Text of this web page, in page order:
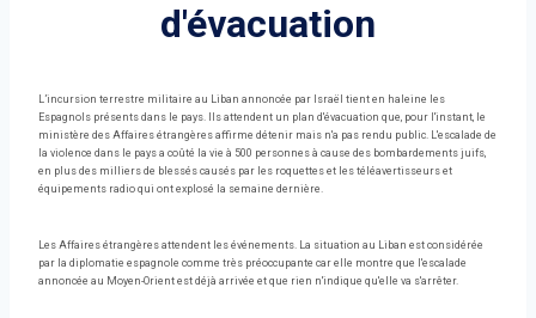
d'évacuation
L’incursion terrestre militaire au Liban annoncée par Israël tient en haleine les
Espagnols présents dans le pays. Ils attendent un plan d'évacuation que, pour l'instant, le
ministère des Affaires étrangères affirme détenir mais n'a pas rendu public. L'escalade de
la violence dans le pays a coûté la vie à 500 personnes à cause des bombardements juifs,
en plus des milliers de blessés causés par les roquettes et les téléavertisseurs et
équipements radio qui ont explosé la semaine dernière.
Les Affaires étrangères attendent les événements. La situation au Liban est considérée
par la diplomatie espagnole comme très préoccupante car elle montre que l'escalade
annoncée au Moyen-Orient est déjà arrivée et que rien n'indique qu'elle va s'arrêter.